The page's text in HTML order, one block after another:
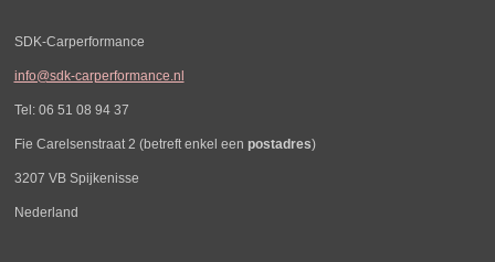
SDK-Carperformance
info@sdk-carperformance.nl
Tel: 06 51 08 94 37
Fie Carelsenstraat 2 (betreft enkel een postadres)
3207 VB Spijkenisse
Nederland